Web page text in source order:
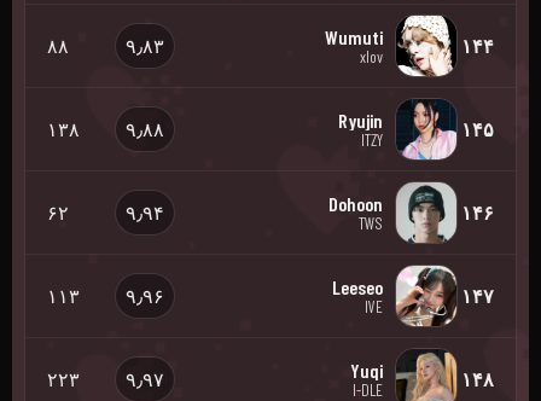
۱۴۴ Wumuti
xlov ۹٫۸۳ ۸۸
۱۴۵ Ryujin
ITZY ۹٫۸۸ ۱۳۸
۱۴۶ Dohoon
TWS ۹٫۹۴ ۶۲
۱۴۷ Leeseo
IVE ۹٫۹۶ ۱۱۳
۱۴۸ Yuqi
I-DLE ۹٫۹۷ ۲۲۳